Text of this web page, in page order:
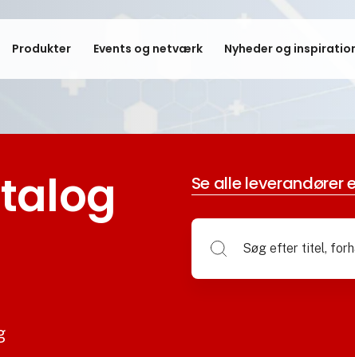
Produkter Events og netværk Nyheder og
Se alle leverandører